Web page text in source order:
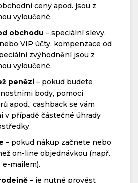
ceny apod. jsou z
vyloučené.
obchodu – speciální slevy,
VIP účty, kompenzace od
zvýhodnění jsou z
vyloučené.
penězi – pokud budete
body, pomocí
apod., cashback se vám
v případě částečné úhrady
– pokud nákup začnete nebo
on-line objednávkou (např.
mailem).
– je nutné provést